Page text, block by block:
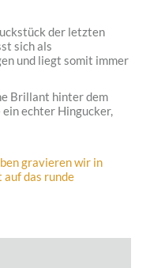
der letzten
sich als
und liegt somit immer
Brillant hinter dem
echter Hingucker,
gravieren wir in
auf das runde